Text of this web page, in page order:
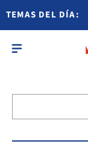
TEMAS DEL DÍA: